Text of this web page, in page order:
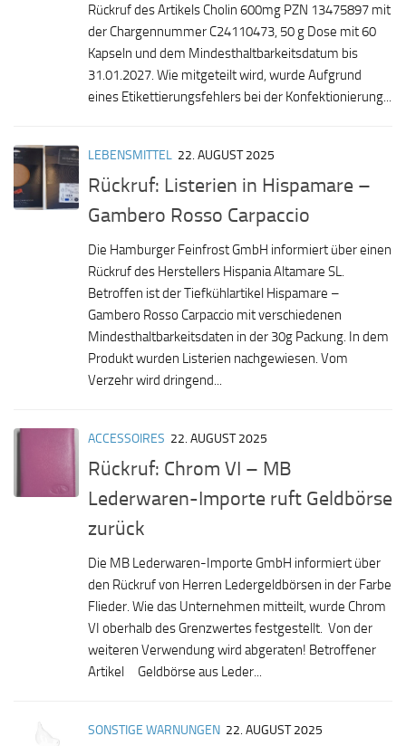
Rückruf des Artikels Cholin 600mg PZN 13475897 mit
der Chargennummer C24110473, 50 g Dose mit 60
Kapseln und dem Mindesthaltbarkeitsdatum bis
31.01.2027. Wie mitgeteilt wird, wurde Aufgrund
eines Etikettierungsfehlers bei der Konfektionierung...
LEBENSMITTEL 22. AUGUST 2025
Rückruf: Listerien in Hispamare –
Gambero Rosso Carpaccio
Die Hamburger Feinfrost GmbH informiert über einen
Rückruf des Herstellers Hispania Altamare SL.
Betroffen ist der Tiefkühlartikel Hispamare –
Gambero Rosso Carpaccio mit verschiedenen
Mindesthaltbarkeitsdaten in der 30g Packung. In dem
Produkt wurden Listerien nachgewiesen. Vom
Verzehr wird dringend...
ACCESSOIRES 22. AUGUST 2025
Rückruf: Chrom VI – MB
Lederwaren-Importe ruft Geldbörse
zurück
Die MB Lederwaren-Importe GmbH informiert über
den Rückruf von Herren Ledergeldbörsen in der Farbe
Flieder. Wie das Unternehmen mitteilt, wurde Chrom
VI oberhalb des Grenzwertes festgestellt. Von der
weiteren Verwendung wird abgeraten! Betroffener
Artikel Geldbörse aus Leder...
SONSTIGE WARNUNGEN 22. AUGUST 2025